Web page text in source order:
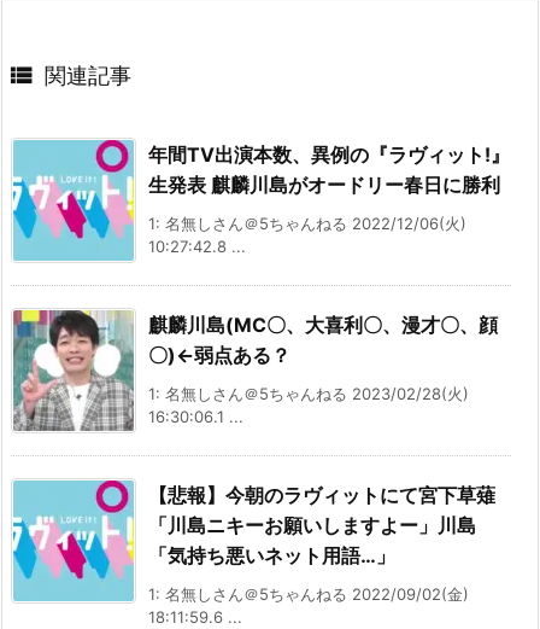
 関連記事
年間TV出演本数、異例の『ラヴィット!』
生発表 麒麟川島がオードリー春日に勝利
1: 名無しさん＠5ちゃんねる 2022/12/06(火)
10:27:42.8 ...
麒麟川島(MC〇、大喜利〇、漫才〇、顔
〇)←弱点ある？
1: 名無しさん＠5ちゃんねる 2023/02/28(火)
16:30:06.1 ...
【悲報】今朝のラヴィットにて宮下草薙
「川島ニキーお願いしますよー」川島
「気持ち悪いネット用語…」
1: 名無しさん＠5ちゃんねる 2022/09/02(金)
18:11:59.6 ...